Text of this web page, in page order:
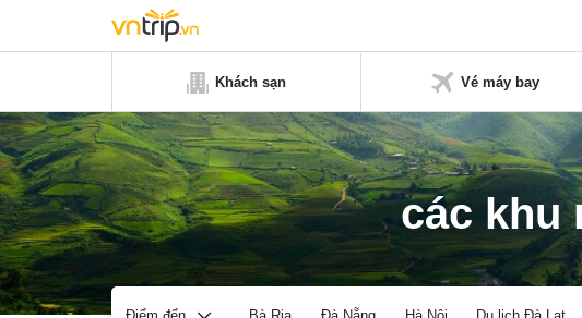
Khách sạn Vé máy bay
các khu